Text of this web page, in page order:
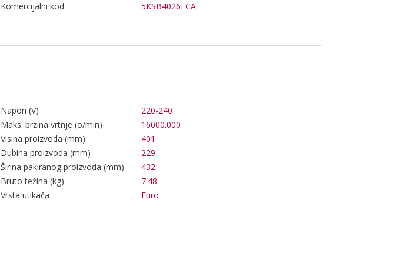
Komercijalni kod
5KSB4026ECA
Napon (V)
220-240
Maks. brzina vrtnje (o/min)
16000.000
Visina proizvoda (mm)
401
Dubina proizvoda (mm)
229
Širina pakiranog proizvoda (mm)
432
Bruto težina (kg)
7.48
Vrsta utikača Euro